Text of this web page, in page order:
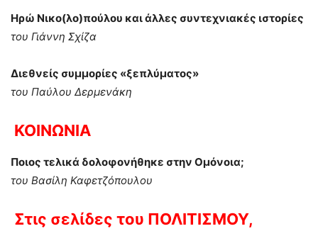
Ηρώ Νικο(λο)πούλου και άλλες συντεχνιακές ιστορίες
του Γιάννη Σχίζα
Διεθνείς συμμορίες «ξεπλύματος»
του Παύλου Δερμενάκη
ΚΟΙΝΩΝΙΑ
Ποιος τελικά δολοφονήθηκε στην Ομόνοια;
του Βασίλη Καφετζόπουλου
Στις σελίδες του ΠΟΛΙΤΙΣΜΟΥ,